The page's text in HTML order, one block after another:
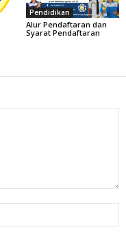
Pendidikan
Alur Pendaftaran dan
Syarat Pendaftaran